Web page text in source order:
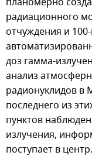
радиационного
отчуждения и
доз гамма-
анализ
радионуклидов в
последнего из
пунктов
излучения,
поступает в центр.